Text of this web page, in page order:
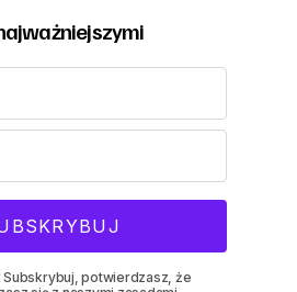
potwierdzasz, że